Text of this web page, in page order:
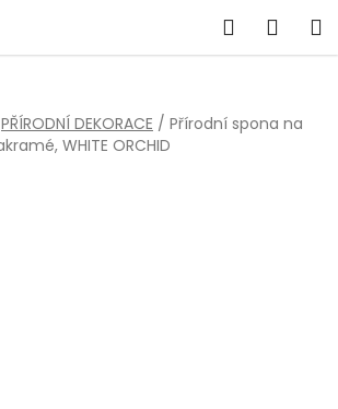
Hledat
PŘÍRODNÍ DEKORACE / Přírodní spona na
WHITE ORCHID